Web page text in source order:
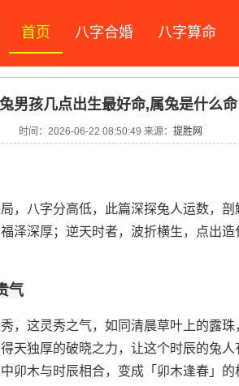
首页 八字合婚 八字算命
男孩几点出生最好命,属兔是什么命
时间：2026-06-22 08:50:49 来源： 提胜网
，八字分高低，此篇深探兔人运数，
泽深厚；逆天时者，波折横生，点出
气
，这灵秀之气，如同清晨草叶上的露
天独厚的破晓之力，让这个时辰的兔
卯木与时辰相合，变成「卯木逢春」